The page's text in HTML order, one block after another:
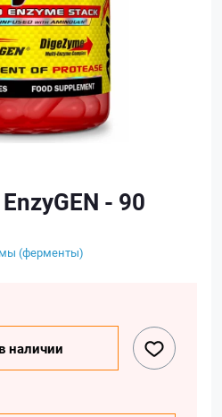
- 90
(ферменты)
наличии